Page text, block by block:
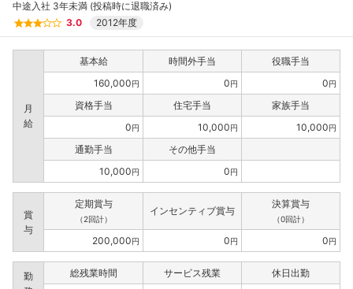
中途入社 3年未満 (投稿時に退職済み)
3.0
2012年度
月
給
基本給 時間外手当
役職手当
160,000円 0円 0円
資格手当 住宅手当
家族手当
0円 10,000円 10,000円
通勤手当
その他手当
10,000円 0円
賞
与
定期賞与
（2回計）
インセンティブ賞与
決算賞与
（0回計）
200,000円 0円 0円
勤
総残業時間 サービス残業 休日出勤